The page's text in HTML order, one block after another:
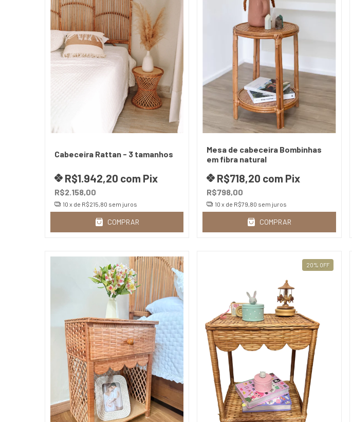
Cabeceira Rattan - 3 tamanhos
R$2.158,00
R$1.942,20 com Pix
10 x de R$215,80 sem juros
COMPRAR
Mesa de cabeceira Bombinhas
em fibra natural
R$798,00
R$718,20 com Pix
10 x de R$79,80 sem juros
COMPRAR
20% OFF